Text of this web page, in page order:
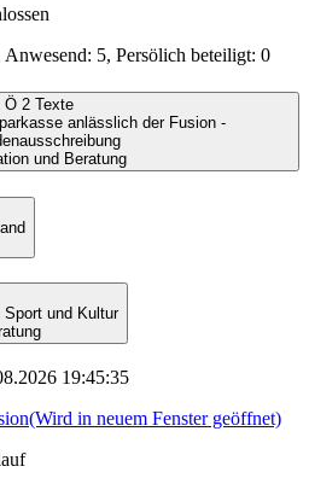
Anwesend: 5, Persölich beteiligt: 0
Ö 2 Texte
anlässlich der Fusion -
und Beratung
Sport und Kultur
19:45:35
(Wird in neuem Fenster geöffnet)